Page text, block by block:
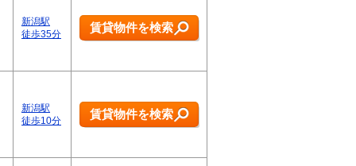
新潟駅
徒歩35分
賃貸物件を検索
新潟駅
徒歩10分
賃貸物件を検索